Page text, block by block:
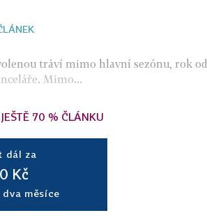
tráví mimo hlavní sezónu, rok od
Mimo...
70 % ČLÁNKU
dál za
Kč
dva měsíce